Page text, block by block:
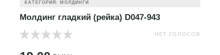
КАТЕГОРИЯ: МОЛДИНГИ
Молдинг гладкий (рейка) D047-943
НЕТ ГОЛОСОВ